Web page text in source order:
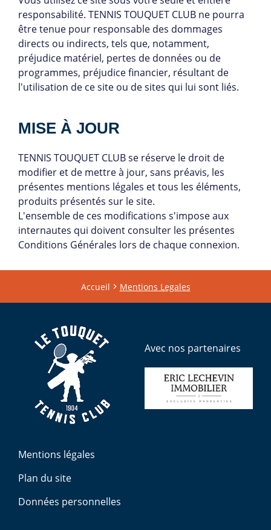
responsabilité. TENNIS TOUQUET CLUB ne pourra
être tenue pour responsable des dommages
directs ou indirects, tels que, notamment,
préjudice matériel, pertes de données ou de
programmes, préjudice financier, résultant de
l'utilisation de ce site ou de sites qui lui sont liés.
MISE À JOUR
TENNIS TOUQUET CLUB se réserve le droit de
modifier et de mettre à jour, sans préavis, les
présentes mentions légales et tous les éléments,
produits présentés sur le site.
L'ensemble de ces modifications s'impose aux
internautes qui doivent consulter les présentes
Conditions Générales lors de chaque connexion.
Accueil Mentions Legales
Avec nos partenaires
Mentions légales
Plan du site
Données personnelles